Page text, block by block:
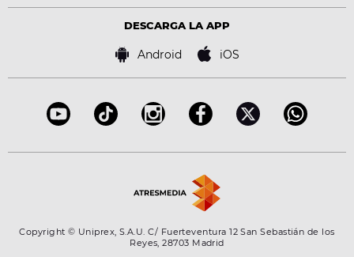
Virales
Bases de concursos
DESCARGA LA APP
Android iOS
Copyright © Uniprex, S.A.U. C/ Fuerteventura 12 San Sebastián de los
Reyes, 28703 Madrid